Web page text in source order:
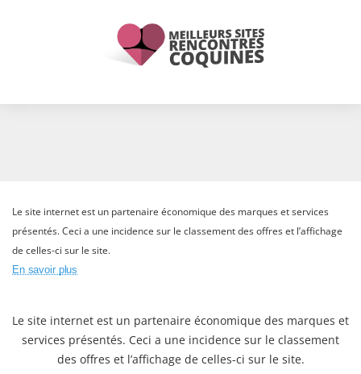
Le site internet est un partenaire économique des marques et services
présentés. Ceci a une incidence sur le classement des offres et l’affichage
de celles-ci sur le site.
En savoir plus
Le site internet est un partenaire économique des marques et
services présentés. Ceci a une incidence sur le classement
des offres et l’affichage de celles-ci sur le site.